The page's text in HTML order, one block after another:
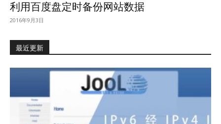
利用百度盘定时备份网站数据
2016年9月3日
最近更新